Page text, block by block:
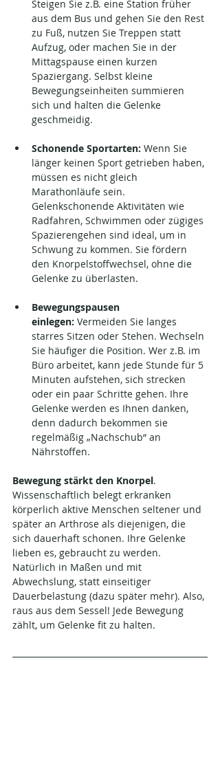
Steigen Sie z.B. eine Station früher
aus dem Bus und gehen Sie den Rest
zu Fuß, nutzen Sie Treppen statt
Aufzug, oder machen Sie in der
Mittagspause einen kurzen
Spaziergang. Selbst kleine
Bewegungseinheiten summieren
sich und halten die Gelenke
geschmeidig.
Schonende Sportarten: Wenn Sie
länger keinen Sport getrieben haben,
müssen es nicht gleich
Marathonläufe sein.
Gelenkschonende Aktivitäten wie
Radfahren, Schwimmen oder zügiges
Spazierengehen sind ideal, um in
Schwung zu kommen. Sie fördern
den Knorpelstoffwechsel, ohne die
Gelenke zu überlasten.
Bewegungspausen
einlegen: Vermeiden Sie langes
starres Sitzen oder Stehen. Wechseln
Sie häufiger die Position. Wer z.B. im
Büro arbeitet, kann jede Stunde für 5
Minuten aufstehen, sich strecken
oder ein paar Schritte gehen. Ihre
Gelenke werden es Ihnen danken,
denn dadurch bekommen sie
regelmäßig „Nachschub“ an
Nährstoffen.
Bewegung stärkt den Knorpel.
Wissenschaftlich belegt erkranken
körperlich aktive Menschen seltener und
später an Arthrose als diejenigen, die
sich dauerhaft schonen. Ihre Gelenke
lieben es, gebraucht zu werden.
Natürlich in Maßen und mit
Abwechslung, statt einseitiger
Dauerbelastung (dazu später mehr). Also,
raus aus dem Sessel! Jede Bewegung
zählt, um Gelenke fit zu halten.